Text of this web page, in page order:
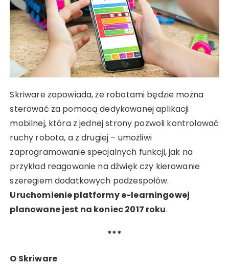
Skriware zapowiada, że robotami będzie można
sterować za pomocą dedykowanej aplikacji
mobilnej, która z jednej strony pozwoli kontrolować
ruchy robota, a z drugiej – umożliwi
zaprogramowanie specjalnych funkcji, jak na
przykład reagowanie na dźwięk czy kierowanie
szeregiem dodatkowych podzespołów.
Uruchomienie platformy e-learningowej
planowane jest na koniec 2017 roku.
***
O Skriware